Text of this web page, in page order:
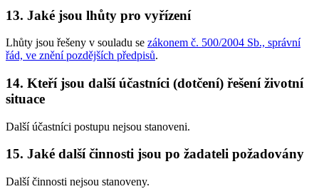
13. Jaké jsou lhůty pro vyřízení
Lhůty jsou řešeny v souladu se zákonem č. 500/2004 Sb., správní
řád, ve znění pozdějších předpisů.
14. Kteří jsou další účastníci (dotčení) řešení životní
situace
Další účastníci postupu nejsou stanoveni.
15. Jaké další činnosti jsou po žadateli požadovány
Další činnosti nejsou stanoveny.